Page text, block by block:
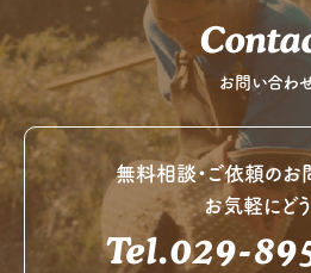
お問い合わ
無料相談・ご依頼のお
お気軽にど
Tel.029-